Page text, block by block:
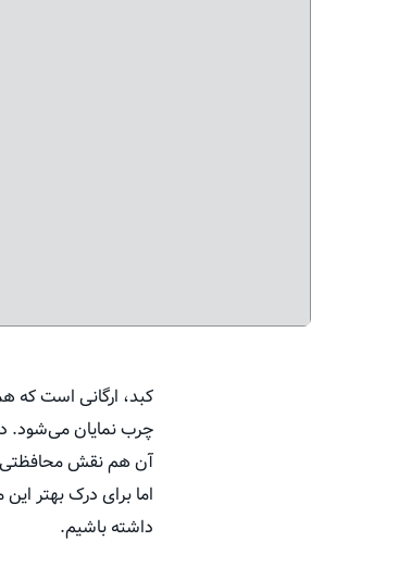
کبد، ارگانی است که
چرب نمایان می‌شود.
آن هم نقش محافظتی
اما برای درک بهتر
داشته باشیم.